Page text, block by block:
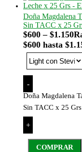
Doña Magdalena
Sin TACC x 25
$600 – $1.150
$600 hasta
-
Doña Magdalena
Sin TACC x 25
+
COMPRAR